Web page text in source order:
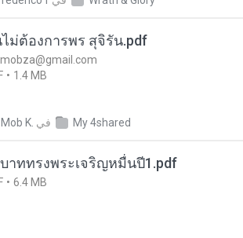
ม่ต้องการพร สุจิรัน.pdf
1.4 MB
Mob K. في My 4shared
าททรงพระเจริญหมื่นปี1.pdf
6.4 MB